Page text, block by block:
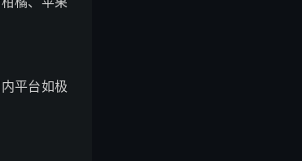
平台如极